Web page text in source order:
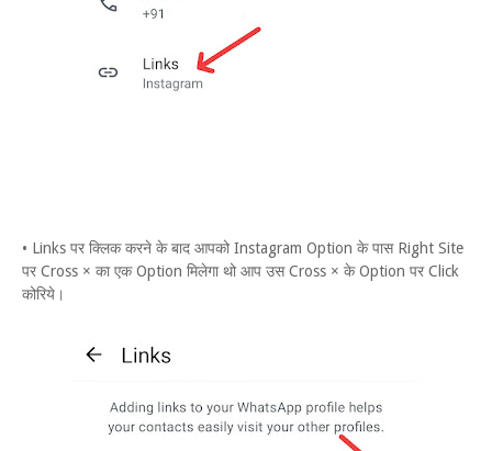
• Links पर क्लिक करने के बाद आपको Instagram Option के पास Right Site
पर Cross × का एक Option मिलेगा थो आप उस Cross × के Option पर Click
कोरिये।